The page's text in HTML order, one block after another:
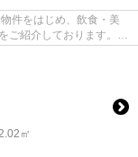
件をはじめ、飲食・美
ご紹介しております。
㎡